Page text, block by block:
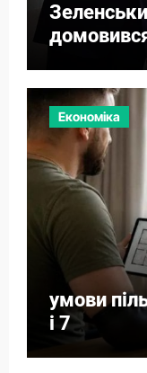
Економіка
умови
і 7